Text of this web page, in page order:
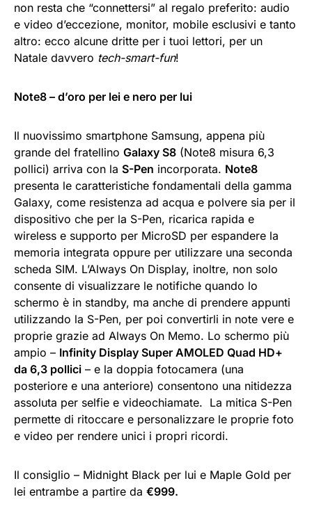
non resta che “connettersi” al regalo preferito: audio
e video d’eccezione, monitor, mobile esclusivi e tanto
altro: ecco alcune dritte per i tuoi lettori, per un
Natale davvero tech-smart-fun!
Note8 – d’oro per lei e nero per lui
Il nuovissimo smartphone Samsung, appena più
grande del fratellino Galaxy S8 (Note8 misura 6,3
pollici) arriva con la S-Pen incorporata. Note8
presenta le caratteristiche fondamentali della gamma
Galaxy, come resistenza ad acqua e polvere sia per il
dispositivo che per la S-Pen, ricarica rapida e
wireless e supporto per MicroSD per espandere la
memoria integrata oppure per utilizzare una seconda
scheda SIM. L’Always On Display, inoltre, non solo
consente di visualizzare le notifiche quando lo
schermo è in standby, ma anche di prendere appunti
utilizzando la S-Pen, per poi convertirli in note vere e
proprie grazie ad Always On Memo. Lo schermo più
ampio – Infinity Display Super AMOLED Quad HD+
da 6,3 pollici – e la doppia fotocamera (una
posteriore e una anteriore) consentono una nitidezza
assoluta per selfie e videochiamate. La mitica S-Pen
permette di ritoccare e personalizzare le proprie foto
e video per rendere unici i propri ricordi.
Il consiglio – Midnight Black per lui e Maple Gold per
lei entrambe a partire da €999.